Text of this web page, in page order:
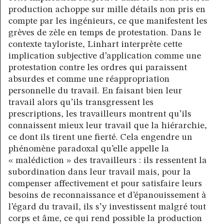
production achoppe sur mille détails non pris en
compte par les ingénieurs, ce que manifestent les
grèves de zèle en temps de protestation. Dans le
contexte tayloriste, Linhart interprète cette
implication subjective d’application comme une
protestation contre les ordres qui paraissent
absurdes et comme une réappropriation
personnelle du travail. En faisant bien leur
travail alors qu’ils transgressent les
prescriptions, les travailleurs montrent qu’ils
connaissent mieux leur travail que la hiérarchie,
ce dont ils tirent une fierté. Cela engendre un
phénomène paradoxal qu’elle appelle la
« malédiction » des travailleurs : ils ressentent la
subordination dans leur travail mais, pour la
compenser affectivement et pour satisfaire leurs
besoins de reconnaissance et d’épanouissement à
l’égard du travail, ils s’y investissent malgré tout
corps et âme, ce qui rend possible la production